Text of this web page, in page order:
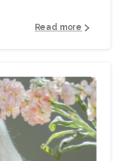
Read more